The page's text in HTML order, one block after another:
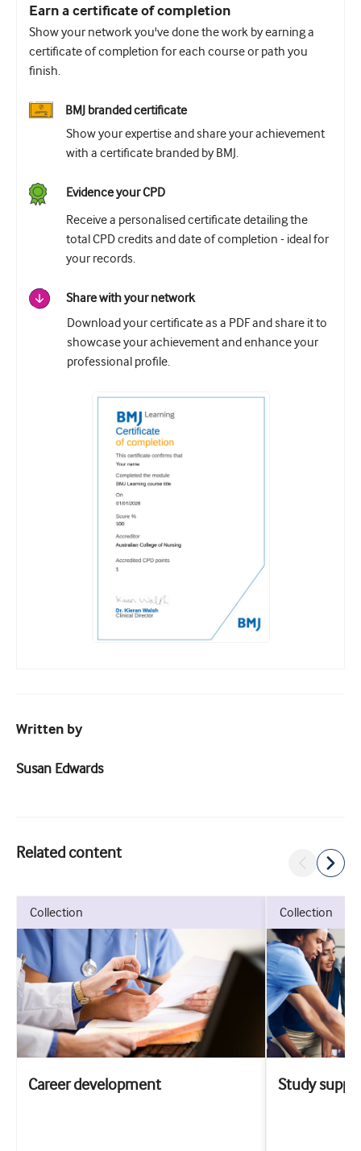
Earn a certificate of completion
Show your network you've done the work by earning a
certificate of completion for each course or path you
finish.
BMJ branded certificate
Show your expertise and share your achievement
with a certificate branded by BMJ.
Evidence your CPD
Receive a personalised certificate detailing the
total CPD credits and date of completion - ideal for
your records.
Share with your network
Download your certificate as a PDF and share it to
showcase your achievement and enhance your
professional profile.
Written by
Susan Edwards
Related content
collection
Career development
collection
Study